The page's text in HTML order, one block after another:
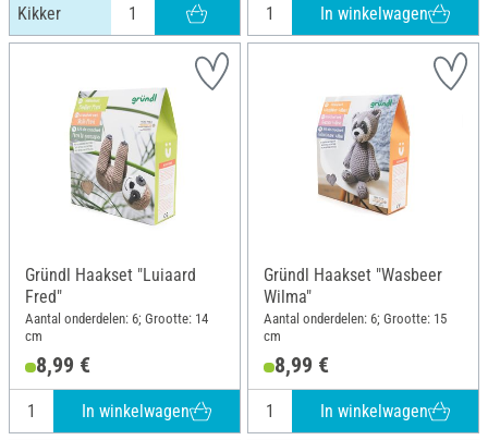
Kikker In winkelwagen
Gründl Haakset "Luiaard
Fred"
Aantal onderdelen: 6; Grootte: 14
cm
8,99 €
In winkelwagen
Gründl Haakset "Wasbeer
Wilma"
Aantal onderdelen: 6; Grootte: 15
cm
8,99 €
In winkelwagen